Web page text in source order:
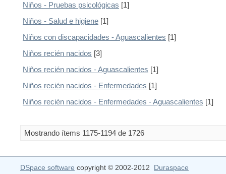
Niños - Pruebas psicológicas [1]
Niños - Salud e higiene [1]
Niños con discapacidades - Aguascalientes [1]
Niños recién nacidos [3]
Niños recién nacidos - Aguascalientes [1]
Niños recién nacidos - Enfermedades [1]
Niños recién nacidos - Enfermedades - Aguascalientes [1]
Mostrando ítems 1175-1194 de 1726
DSpace software copyright © 2002-2012 Duraspace